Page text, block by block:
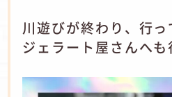
川遊びが終わり、行
ジェラート屋さんへ